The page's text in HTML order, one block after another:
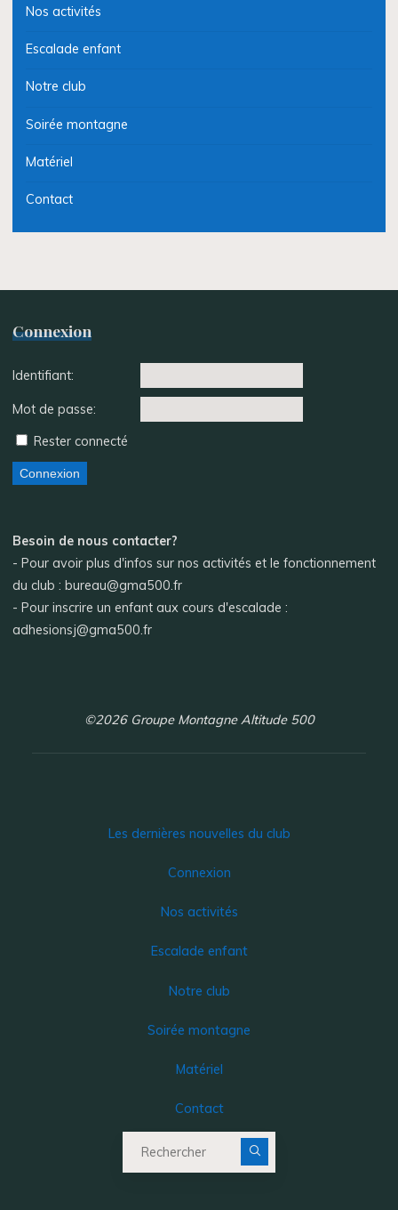
Nos activités
Escalade enfant
Notre club
Soirée montagne
Matériel
Contact
Connexion
Identifiant:
Mot de passe:
Rester connecté
Connexion
Besoin de nous contacter?
- Pour avoir plus d'infos sur nos activités et le fonctionnement
du club : bureau@gma500.fr
- Pour inscrire un enfant aux cours d'escalade :
adhesionsj@gma500.fr
©2026 Groupe Montagne Altitude 500
Les dernières nouvelles du club
Connexion
Nos activités
Escalade enfant
Notre club
Soirée montagne
Matériel
Contact